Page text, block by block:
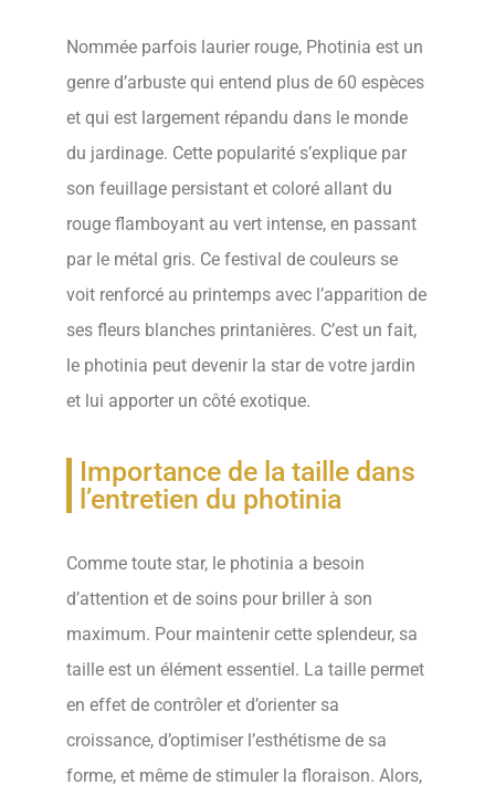
Nommée parfois laurier rouge, Photinia est un
genre d’arbuste qui entend plus de 60 espèces
et qui est largement répandu dans le monde
du jardinage. Cette popularité s’explique par
son feuillage persistant et coloré allant du
rouge flamboyant au vert intense, en passant
par le métal gris. Ce festival de couleurs se
voit renforcé au printemps avec l’apparition de
ses fleurs blanches printanières. C’est un fait,
le photinia peut devenir la star de votre jardin
et lui apporter un côté exotique.
Importance de la taille dans
l’entretien du photinia
Comme toute star, le photinia a besoin
d’attention et de soins pour briller à son
maximum. Pour maintenir cette splendeur, sa
taille est un élément essentiel. La taille permet
en effet de contrôler et d’orienter sa
croissance, d’optimiser l’esthétisme de sa
forme, et même de stimuler la floraison. Alors,